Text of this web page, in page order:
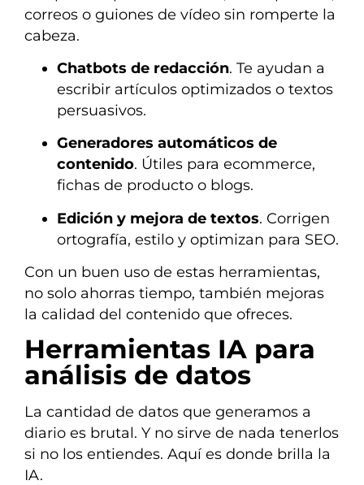
correos o guiones de vídeo sin romperte la
cabeza.
Chatbots de redacción. Te ayudan a
escribir artículos optimizados o textos
persuasivos.
Generadores automáticos de
contenido. Útiles para ecommerce,
fichas de producto o blogs.
Edición y mejora de textos. Corrigen
ortografía, estilo y optimizan para SEO.
Con un buen uso de estas herramientas,
no solo ahorras tiempo, también mejoras
la calidad del contenido que ofreces.
Herramientas IA para
análisis de datos
La cantidad de datos que generamos a
diario es brutal. Y no sirve de nada tenerlos
si no los entiendes. Aquí es donde brilla la
IA.